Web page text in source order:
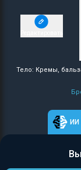
Тело: Кремы,
ИИ